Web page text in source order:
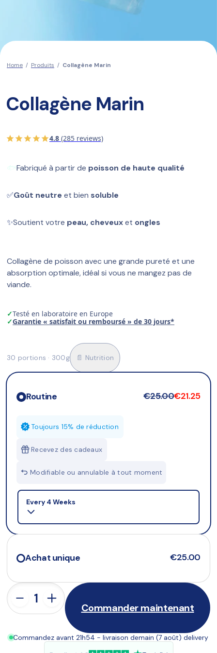
Home / Produits / Collagène Marin
Collagène Marin
4.8 (285 reviews)
🐟Fabriqué à partir de poisson de haute qualité
✅Goût neutre et bien soluble
✨Soutient votre peau, cheveux et ongles
Collagène de poisson avec une grande pureté et une
absorption optimale, idéal si vous ne mangez pas de
viande.
✓Testé en laboratoire en Europe
✓Garantie « satisfait ou remboursé » de 30 jours*
30 portions · 300g 📄 Nutrition
Routine €25.00€21.25
Toujours 15% de réduction
Recevez des cadeaux
Modifiable ou annulable à tout moment
Selling plan
Every 4 Weeks
Achat unique €25.00
Commander maintenant
Commandez avant 21h54 - livraison demain (7 août) delivery